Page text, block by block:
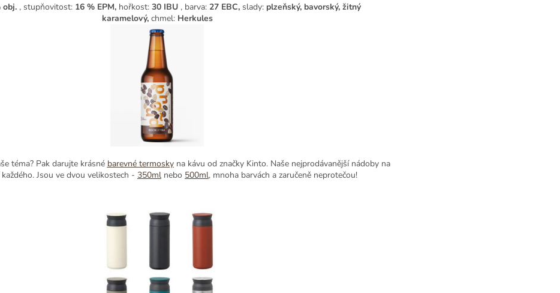
obj. , stupňovitost: 16 % EPM, hořkost: 30 IBU , barva: 27 EBC, slady: plzeňský, bavorský, žitný
karamelový, chmel: Herkules
téma? Pak darujte krásné barevné termoskyna kávu od značky Kinto. Naše nejprodávanější nádoby na
Jsou ve dvou velikostech - 350ml nebo 500ml, mnoha barvách a zaručeně neprotečou!